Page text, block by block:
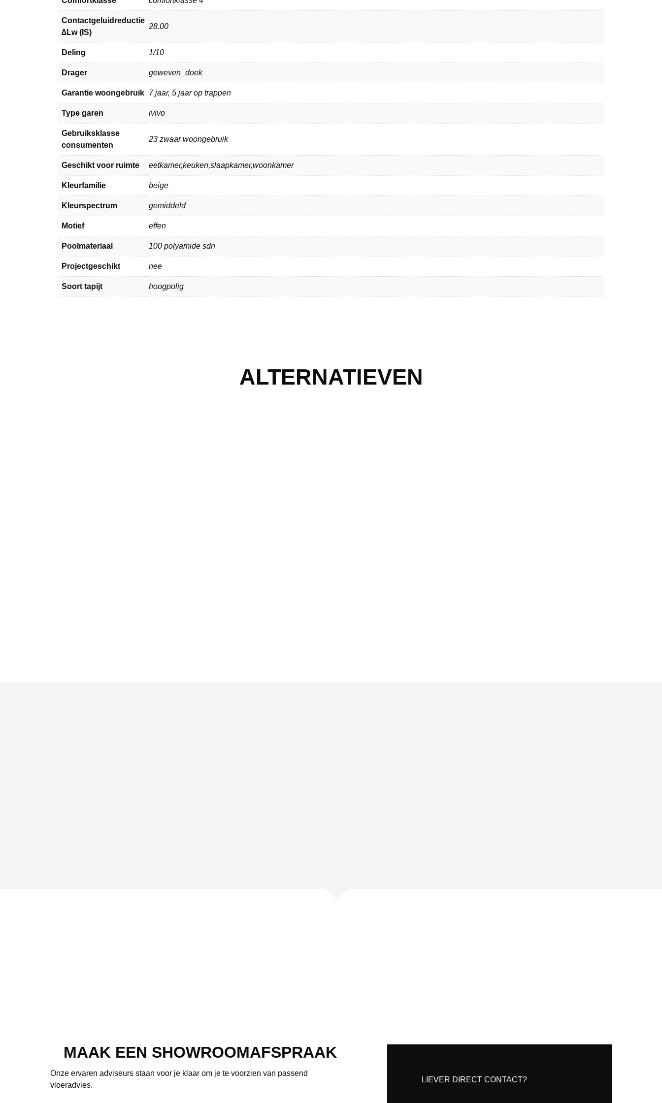
Contactgeluidreductie
∆Lw (IS)
28.00
Deling 1/10
Drager geweven_doek
Garantie woongebruik 7 jaar, 5 jaar op trappen
Type garen ivivo
Gebruiksklasse
consumenten
23 zwaar woongebruik
Geschikt voor ruimte eetkamer,keuken,slaapkamer,woonkamer
Kleurfamilie beige
Kleurspectrum gemiddeld
Motief effen
Poolmateriaal 100 polyamide sdn
Projectgeschikt nee
Soort tapijt hoogpolig
ALTERNATIEVEN
MAAK EEN SHOWROOMAFSPRAAK
Onze ervaren adviseurs staan voor je klaar om je te voorzien van passend
vloeradvies.
LIEVER DIRECT CONTACT?